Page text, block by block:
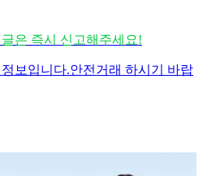
은 즉시 신고해주세요!
보입니다.안전거래 하시기 바랍